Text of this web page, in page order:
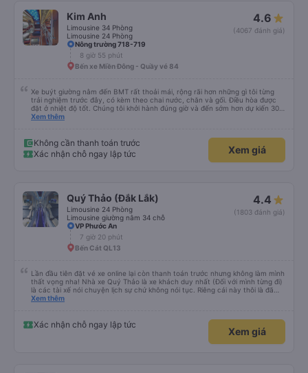
Kim Anh
Limousine 34 Phòng
Limousine 24 Phòng
4.6
(4067 đánh giá)
Nông trường 718-719
8 giờ 55 phút
Bến xe Miền Đông - Quầy vé 84
Xe buýt giường nằm đến BMT rất thoải mái, rộng rãi hơn những gì tôi từng
trải nghiệm trước đây, có kèm theo chai nước, chăn và gối. Điều hòa được
đặt ở nhiệt độ tốt. Chúng tôi khởi hành đúng giờ và đến sớm hơn dự kiến 30
phút. Tài xế rất tuyệt so với những tài xế khác ở Việt Nam! Không quá nhiều
GPS và biển số xe vì tôi phải tìm kiếm xung quanh bến xe để tìm thấy nó, đây
là vấn đề của bến xe Đà Lạt (không phải tất cả các xe buýt đều có bảng
thông tin), chứ không phải của công ty.
Xem thêm
Không cần thanh toán trước
Xác nhận chỗ ngay lập tức
Xem giá
Quý Thảo (Đắk Lắk)
Limousine 24 Phòng
Limousine giường nằm 34 chỗ
4.4
(1803 đánh giá)
VP Phước An
7 giờ 20 phút
Bến Cát QL13
Lần đầu tiên đặt vé xe online lại còn thanh toán trước nhưng không làm mình
thất vọng nha! Nhà xe Quý Thảo là xe khách duy nhất (Đối với mình từng đi)
là các tài xế nói chuyện lịch sự chứ không nói tục. Riêng cái này thôi là đã
đánh giá 5 sao rồi. Chú tài xế còn uống pepsi rất dễ thương chứ không có
Xem thêm
Xác nhận chỗ ngay lập tức
Xem giá